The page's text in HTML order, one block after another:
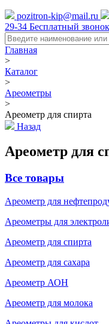
pozitron-kip@mail.ru
29-34 Бесплатный звонок
Главная
>
Каталог
>
Ареометры
>
Ареометр для спирта
Назад
Ареометр для
Все товары
Ареометр для
Ареометры для
Ареометр для спирта
Ареометр для сахара
Ареометр АОН
Ареометр для молока